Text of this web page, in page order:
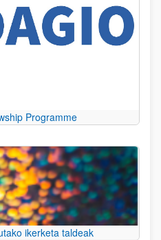
Programme
ikerketa taldeak